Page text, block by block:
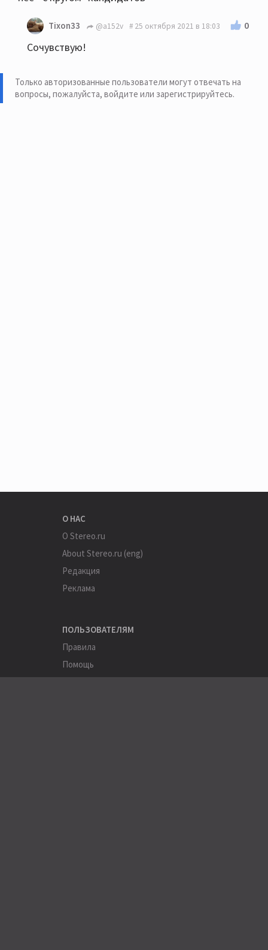
Tixon33 @a152v 25 октября 2021 в 18:03 0
Сочувствую!
Только авторизованные пользователи могут отвечать на
вопросы, пожалуйста, войдите или зарегистрируйтесь.
О НАС
О Stereo.ru
About Stereo.ru (eng)
Редакция
Реклама
ПОЛЬЗОВАТЕЛЯМ
Правила
Помощь